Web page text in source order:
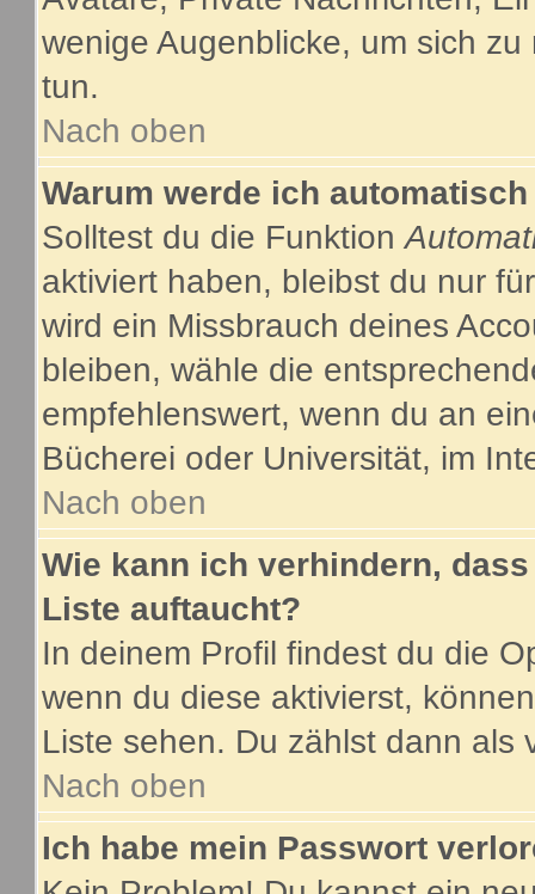
wenige Augenblicke, um sich
tun.
Nach oben
Warum werde ich
Solltest du die Funktion
aktiviert haben, bleibst du nur
wird ein Missbrauch deines
bleiben, wähle die
empfehlenswert, wenn du an
Bücherei oder Universität, im
Nach oben
Wie kann ich verhindern,
Liste auftaucht?
In deinem Profil findest du die
wenn du diese aktivierst,
Liste sehen. Du zählst dann als
Nach oben
Ich habe mein Passwort